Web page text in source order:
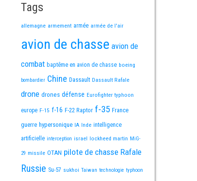
Tags
allemagne armement armée armée de l'air
avion de chasse avion de
combat baptême en avion de chasse boeing
bombardier Chine Dassault Dassault Rafale
drone drones défense Eurofighter typhoon
europe F-15 f-16 F-22 Raptor f-35 France
guerre hypersonique IA Inde intelligence
artificielle interception israel lockheed martin MiG-
29 missile OTAN pilote de chasse Rafale
Russie Su-57 sukhoi Taiwan technologie typhoon